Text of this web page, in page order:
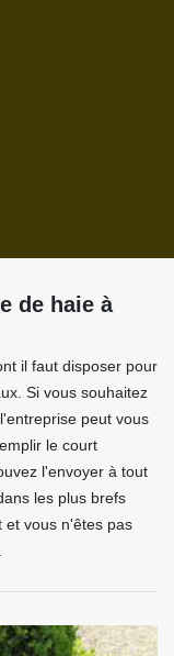
de haie à
il faut disposer pour
Si vous souhaitez
peut vous
le court
l'envoyer à tout
les plus brefs
et vous n'êtes pas